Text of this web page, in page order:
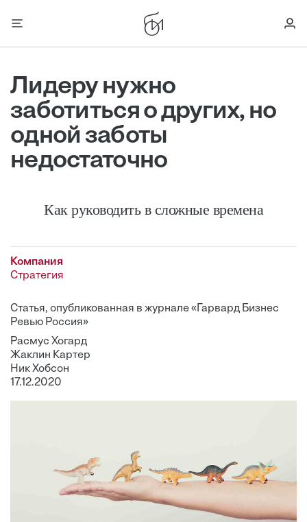
Лидеру нужно
заботиться о других, но
одной заботы
недостаточно
Как руководить в сложные времена
Компания
Стратегия
Статья, опубликованная в журнале «Гарвард Бизнес
Ревью Россия»
Расмус Хогард
Жаклин Картер
Ник Хобсон
17.12.2020